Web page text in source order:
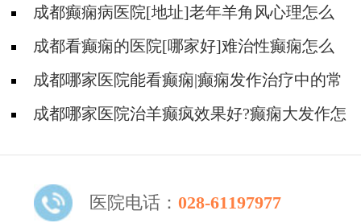
不良反应是什么?
成都癫痫病医院[地址]老年羊角风心理怎么
调整?成都看癫痫的医院[哪家好]难治性癫痫怎么
治疗呢?
成都哪家医院能看癫痫|癫痫发作治疗中的常
见问题。
成都哪家医院治羊癫疯效果好?癫痫大发作怎
医院电话： 028-61197977